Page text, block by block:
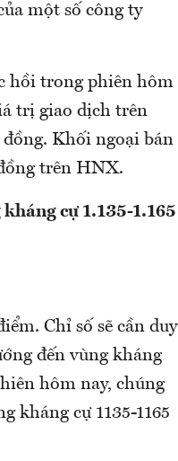
một số công ty
hồi trong phiên hôm
trị giao dịch trên
đồng. Khối ngoại bán
trên HNX.
cự 1.135-1.165
Chỉ số sẽ cần duy
đến vùng kháng
hôm nay, chúng
kháng cự 1135-1165